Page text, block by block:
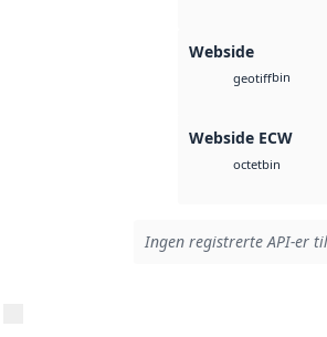
Webside
geotiffbin
Webside ECW
octetbin
Ingen registrerte API-er